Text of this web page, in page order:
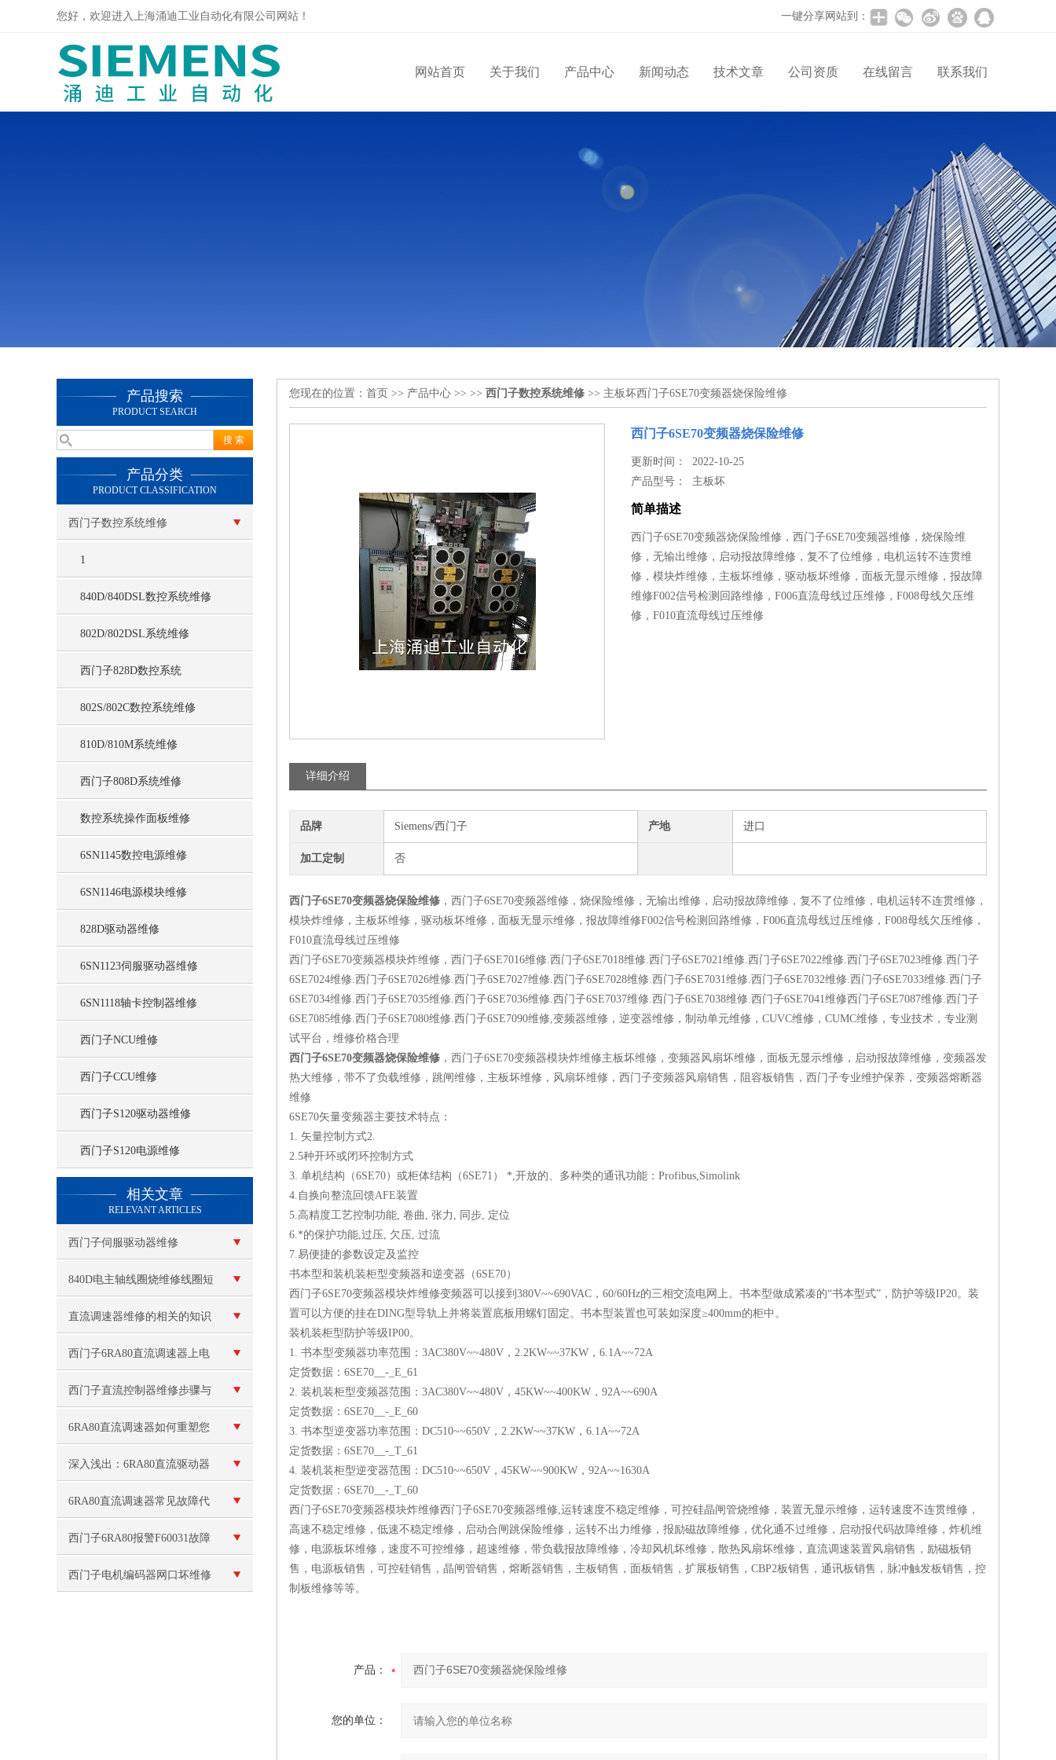
您好，欢迎进入上海涌迪工业自动化有限公司网站！ 一键分享网站到：
网站首页 关于我们 产品中心 新闻动态 技术文章 公司资质 在线留言 联系我们
产品搜索
PRODUCT SEARCH
产品分类
PRODUCT CLASSIFICATION
西门子数控系统维修
1
840D/840DSL数控系统维修
802D/802DSL系统维修
西门子828D数控系统
802S/802C数控系统维修
810D/810M系统维修
西门子808D系统维修
数控系统操作面板维修
6SN1145数控电源维修
6SN1146电源模块维修
828D驱动器维修
6SN1123伺服驱动器维修
6SN1118轴卡控制器维修
西门子NCU维修
西门子CCU维修
西门子S120驱动器维修
西门子S120电源维修
相关文章
RELEVANT ARTICLES
西门子伺服驱动器维修
840D电主轴线圈烧维修线圈短
路
直流调速器维修的相关的知识
西门子6RA80直流调速器上电
跳闸故障维修 故障代码：
F60010
西门子直流控制器维修步骤与
注意事项
6RA80直流调速器如何重塑您
的设备性能与生产效率
深入浅出：6RA80直流驱动器
的安装调试与参数设置
6RA80直流调速器常见故障代
码排查，新手也能快速解决
西门子6RA80报警F60031故障
维修
西门子电机编码器网口坏维修
您现在的位置： 首页 >> 产品中心 >> >> 西门子数控系统维修 >> 主板坏西门子6SE70变频器烧保险维修
西门子6SE70变频器烧保险维修
更新时间： 2022-10-25
产品型号： 主板坏
简单描述
西门子6SE70变频器烧保险维修，西门子6SE70变频器维修，烧保险维
修，无输出维修，启动报故障维修，复不了位维修，电机运转不连贯维
修，模块炸维修，主板坏维修，驱动板坏维修，面板无显示维修，报故障
维修F002信号检测回路维修，F006直流母线过压维修，F008母线欠压维
修，F010直流母线过压维修
详细介绍
品牌 Siemens/西门子 产地 进口
加工定制 否
西门子6SE70变频器烧保险维修 ，西门子6SE70变频器维修，烧保险维修，无输出维修，启动报故障维修，复不了位维修，电机运转不连贯维修，
模块炸维修，主板坏维修，驱动板坏维修，面板无显示维修，报故障维修F002信号检测回路维修，F006直流母线过压维修，F008母线欠压维修，
F010直流母线过压维修
西门子6SE70变频器模块炸维修，西门子6SE7016维修.西门子6SE7018维修.西门子6SE7021维修.西门子6SE7022维修.西门子6SE7023维修.西门子
6SE7024维修.西门子6SE7026维修.西门子6SE7027维修.西门子6SE7028维修.西门子6SE7031维修.西门子6SE7032维修.西门子6SE7033维修.西门子
6SE7034维修.西门子6SE7035维修.西门子6SE7036维修.西门子6SE7037维修.西门子6SE7038维修.西门子6SE7041维修西门子6SE7087维修.西门子
6SE7085维修.西门子6SE7080维修.西门子6SE7090维修,变频器维修，逆变器维修，制动单元维修，CUVC维修，CUMC维修，专业技术，专业测
试平台，维修价格合理
西门子6SE70变频器烧保险维修 ，西门子6SE70变频器模块炸维修主板坏维修，变频器风扇坏维修，面板无显示维修，启动报故障维修，变频器发
热大维修，带不了负载维修，跳闸维修，主板坏维修，风扇坏维修，西门子变频器风扇销售，阻容板销售，西门子专业维护保养，变频器熔断器
维修
6SE70矢量变频器主要技术特点：
1. 矢量控制方式2.
2.5种开环或闭环控制方式
3. 单机结构（6SE70）或柜体结构（6SE71） *,开放的、多种类的通讯功能：Profibus,Simolink
4.自换向整流回馈AFE装置
5.高精度工艺控制功能, 卷曲, 张力, 同步, 定位
6.*的保护功能,过压, 欠压, 过流
7.易便捷的参数设定及监控
书本型和装机装柜型变频器和逆变器（6SE70）
西门子6SE70变频器模块炸维修变频器可以接到380V~~690VAC，60/60Hz的三相交流电网上。书本型做成紧凑的“书本型式”，防护等级IP20。装
置可以方便的挂在DING型导轨上并将装置底板用螺钉固定。书本型装置也可装如深度≥400mm的柜中。
装机装柜型防护等级IP00。
1. 书本型变频器功率范围：3AC380V~~480V，2.2KW~~37KW，6.1A~~72A
定货数据：6SE70__-_E_61
2. 装机装柜型变频器范围：3AC380V~~480V，45KW~~400KW，92A~~690A
定货数据：6SE70__-_E_60
3. 书本型逆变器功率范围：DC510~~650V，2.2KW~~37KW，6.1A~~72A
定货数据：6SE70__-_T_61
4. 装机装柜型逆变器范围：DC510~~650V，45KW~~900KW，92A~~1630A
定货数据：6SE70__-_T_60
西门子6SE70变频器模块炸维修西门子6SE70变频器维修,运转速度不稳定维修，可控硅晶闸管烧维修，装置无显示维修，运转速度不连贯维修，
高速不稳定维修，低速不稳定维修，启动合闸跳保险维修，运转不出力维修，报励磁故障维修，优化通不过维修，启动报代码故障维修，炸机维
修，电源板坏维修，速度不可控维修，超速维修，带负载报故障维修，冷却风机坏维修，散热风扇坏维修，直流调速装置风扇销售，励磁板销
售，电源板销售，可控硅销售，晶闸管销售，熔断器销售，主板销售，面板销售，扩展板销售，CBP2板销售，通讯板销售，脉冲触发板销售，控
制板维修等等。
产品：
您的单位：